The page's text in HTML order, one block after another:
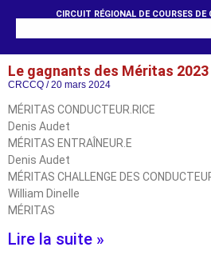
CIRCUIT RÉGIONAL DE COURSES DE
Le gagnants des Méritas 2023
CRCCQ 20 mars 2024
MÉRITAS CONDUCTEUR.RICE
Denis Audet
MÉRITAS ENTRAÎNEUR.E
Denis Audet
MÉRITAS CHALLENGE DES
William Dinelle
MÉRITAS
Lire la suite »